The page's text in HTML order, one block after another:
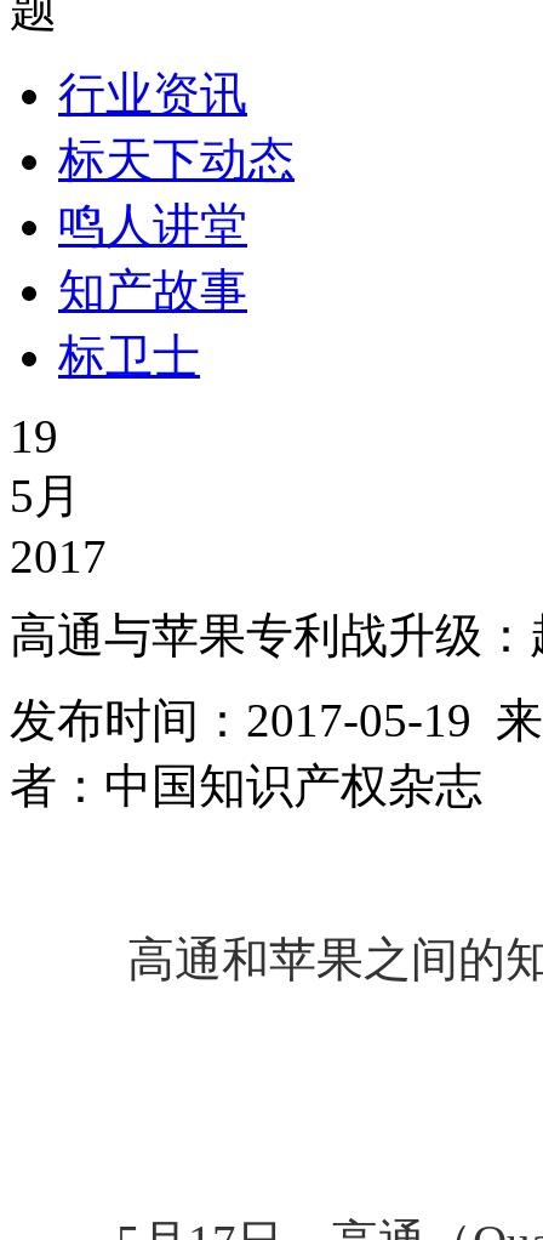
行业资讯
标天下动态
鸣人讲堂
知产故事
标卫士
19
5月
2017
高通与苹果专利战升级
发布时间：2017-05-19
者：中国知识产权杂志
高通和苹果之间的